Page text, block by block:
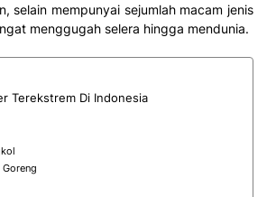
selain mempunyai sejumlah macam jenis
menggugah selera hingga mendunia.
Terekstrem Di Indonesia